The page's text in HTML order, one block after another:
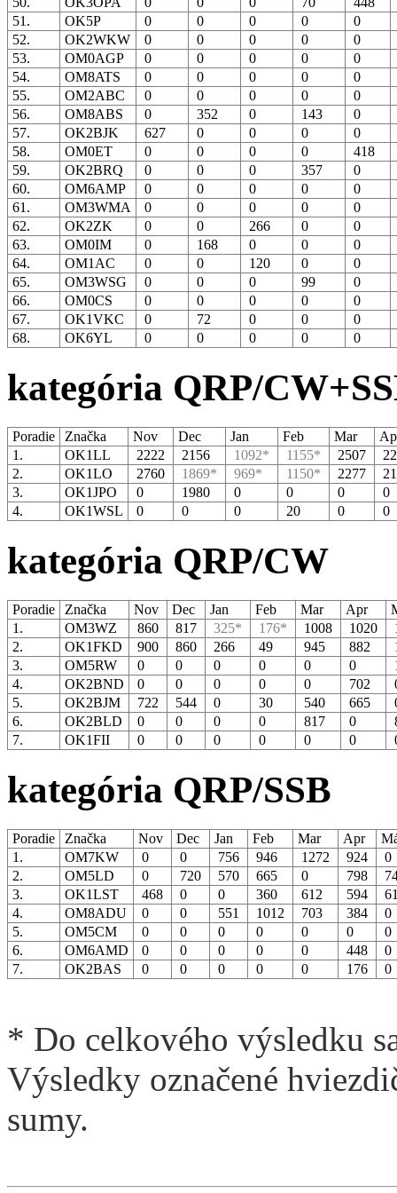
51.
OK5P 0 0 0 0 0
52.
OK2WKW 0 0 0 0 0
53.
OM0AGP 0 0 0 0 0
54.
OM8ATS 0 0 0 0 0
55.
OM2ABC 0 0 0 0 0
56.
OM8ABS 0 352 0 143 0
57.
OK2BJK 627 0 0 0 0
58.
OM0ET 0 0 0 0 418
59.
OK2BRQ 0 0 0 357 0
60.
OM6AMP 0 0 0 0 0
61.
OM3WMA 0 0 0 0 0
62.
OK2ZK 0 0 266 0 0
63.
OM0IM 0 168 0 0 0
64.
OM1AC 0 0 120 0 0
65.
OM3WSG 0 0 0 99 0
66.
OM0CS 0 0 0 0 0
67.
OK1VKC 0 72 0 0 0
68.
OK6YL 0 0 0 0 0
kategória QRP/
Poradie Značka Nov Dec Jan Feb Mar
1.
OK1LL 2222 2156 1092* 1155* 2507
2.
OK1LO 2760 1869* 969* 1150* 2277
3.
OK1JPO 0 1980 0 0 0
0
4.
OK1WSL 0 0 0 20 0 0
kategória QRP/CW
Poradie Značka Nov Dec Jan Feb Mar Apr
1.
OM3WZ 860 817 325* 176* 1008 1020
2.
OK1FKD 900 860 266 49 945 882
3.
OM5RW 0 0 0 0 0 0
4.
OK2BND 0 0 0 0 0 702
5.
OK2BJM 722 544 0 30 540 665
6.
OK2BLD 0 0 0 0 817 0
7.
OK1FII 0 0 0 0 0 0
kategória QRP/SSB
Poradie Značka Nov Dec Jan Feb Mar Apr
1.
OM7KW 0 0 756 946 1272 924
2.
OM5LD 0 720 570 665 0 798
3.
OK1LST 468 0 0 360 612 594
4.
OM8ADU 0 0 551 1012 703 384
5.
OM5CM 0 0 0 0 0 0
6.
OM6AMD 0 0 0 0 0 448
7.
OK2BAS 0 0 0 0 0 176
* Do celkového výsledku
Výsledky označené
sumy.